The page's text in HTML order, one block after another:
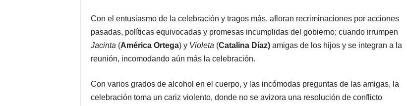
Con el entusiasmo de la celebración y tragos más, afloran recriminaciones por acciones
pasadas, políticas equivocadas y promesas incumplidas del gobierno; cuando irrumpen
Jacinta (América Ortega) y Violeta (Catalina Díaz)amigas de los hijos y se integran a la
reunión, incomodando aún más la celebración.
Con varios grados de alcohol en el cuerpo, y las incómodas preguntas de las amigas, la
celebración toma un cariz violento, donde no se avizora una resolución de conflicto